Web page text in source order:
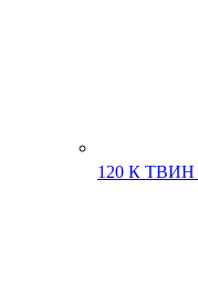
120 К ТВИН